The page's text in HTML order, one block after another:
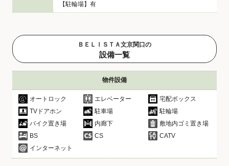
【駐輪場】有
ＢＥＬＩＳＴＡ文京関口の
設備一覧
物件設備
オートロック エレベーター
宅配ボックス
TVドアホン
駐車場
駐輪場
バイク置き場
内廊下
敷地内ゴミ置き場
BS
CS
CATV
インターネット